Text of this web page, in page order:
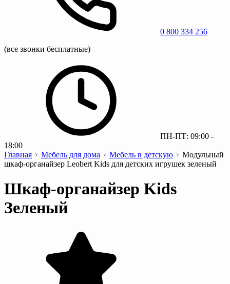
0 800 334 256
(все звонки бесплатные)
ПН-ПТ: 09:00 -
18:00
Главная
Мебель для дома Мебель в детскую
Модульный
шкаф-органайзер Leobert Kids для детских игрушек зеленый
Шкаф-органайзер Kids
Зеленый